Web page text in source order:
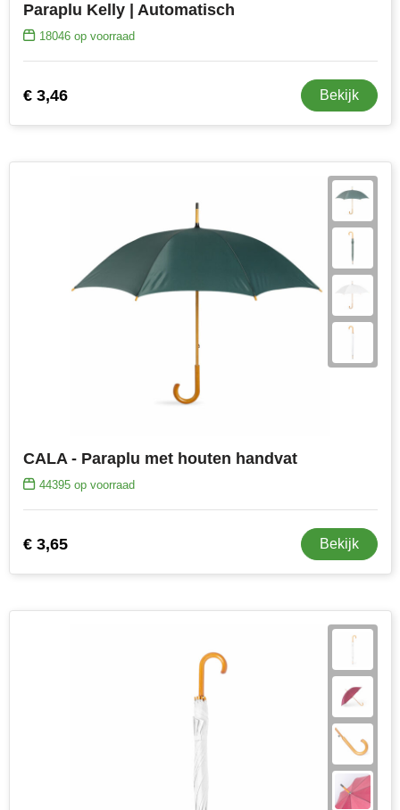
Paraplu Kelly | Automatisch
18046op voorraad
€ 3,46 Bekijk
CALA - Paraplu met houten handvat
44395op voorraad
€ 3,65 Bekijk